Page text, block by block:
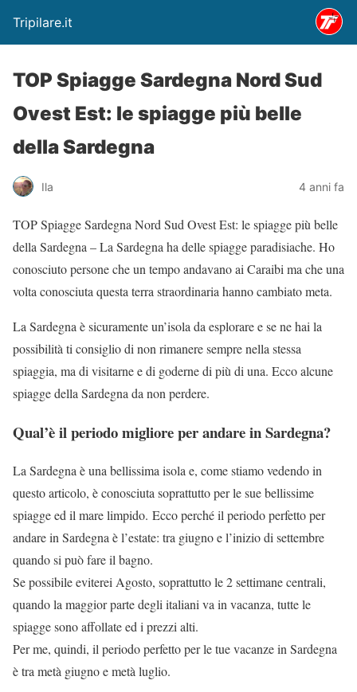
Tripilare.it
TOP Spiagge Sardegna Nord Sud
Ovest Est: le spiagge più belle
della Sardegna
Ila 4 anni fa
TOP Spiagge Sardegna Nord Sud Ovest Est: le spiagge più belle
della Sardegna – La Sardegna ha delle spiagge paradisiache. Ho
conosciuto persone che un tempo andavano ai Caraibi ma che una
volta conosciuta questa terra straordinaria hanno cambiato meta.
La Sardegna è sicuramente un’isola da esplorare e se ne hai la
possibilità ti consiglio di non rimanere sempre nella stessa
spiaggia, ma di visitarne e di goderne di più di una. Ecco alcune
spiagge della Sardegna da non perdere.
Qual’è il periodo migliore per andare in Sardegna?
La Sardegna è una bellissima isola e, come stiamo vedendo in
questo articolo, è conosciuta soprattutto per le sue bellissime
spiagge ed il mare limpido. Ecco perché il periodo perfetto per
andare in Sardegna è l’estate: tra giugno e l’inizio di settembre
quando si può fare il bagno.
Se possibile eviterei Agosto, soprattutto le 2 settimane centrali,
quando la maggior parte degli italiani va in vacanza, tutte le
spiagge sono affollate ed i prezzi alti.
Per me, quindi, il periodo perfetto per le tue vacanze in Sardegna
è tra metà giugno e metà luglio.